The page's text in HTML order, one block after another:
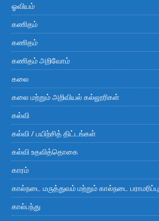
ஓவியம்
கணிதம்
கணிதம்
கணிதம் அறிவோம்
கலை
கலை மற்றும் அறிவியல் கல்லூரிகள்
கல்வி
கல்வி / பயிற்சித் திட்டங்கள்
கல்வி உதவித்தொகை
காரம்
கால்நடை மருத்துவம் மற்றும் கால்நடை பராமரிப்பு
கால்பந்து